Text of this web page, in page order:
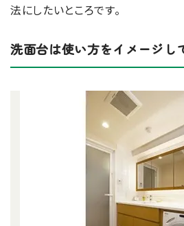
法にしたいところです。
洗面台は使い方をイメージし